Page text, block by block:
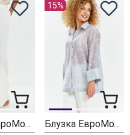
Брюки ЕвроМода 765 молочный
15%
Блузка ЕвроМода 762 голубой